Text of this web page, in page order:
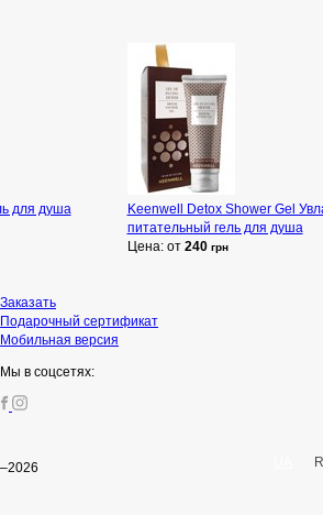
для душа
Keenwell Detox Shower Gel
питательный гель для душа
Цена: от 240 грн
Заказать
Подарочный сертификат
Мобильная версия
Мы в соцсетях: